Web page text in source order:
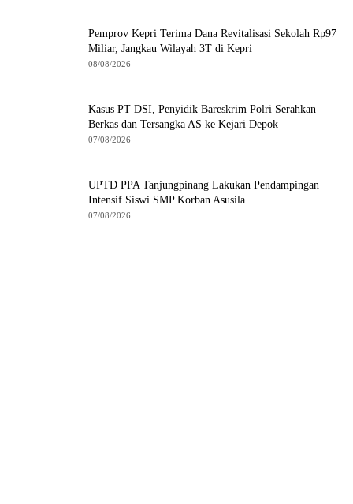
Pemprov Kepri Terima Dana Revitalisasi Sekolah Rp97
Miliar, Jangkau Wilayah 3T di Kepri
08/08/2026
Kasus PT DSI, Penyidik Bareskrim Polri Serahkan
Berkas dan Tersangka AS ke Kejari Depok
07/08/2026
UPTD PPA Tanjungpinang Lakukan Pendampingan
Intensif Siswi SMP Korban Asusila
07/08/2026